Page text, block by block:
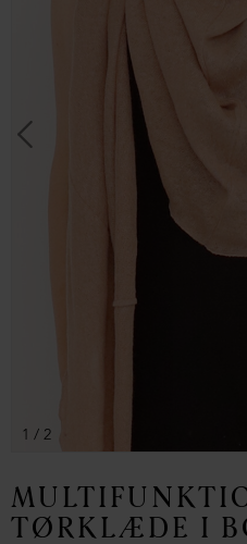
1 / 2
TØRKLÆDE I